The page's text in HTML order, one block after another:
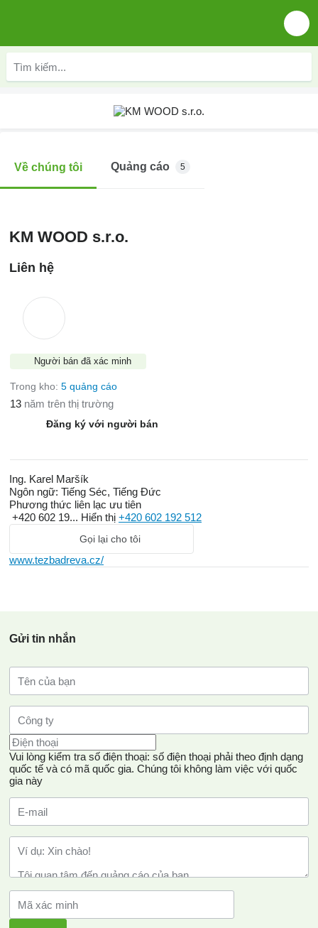
Về chúng tôi Quảng cáo 5
KM WOOD s.r.o.
Liên hệ
Người bán đã xác minh
Trong kho: 5 quảng cáo
13 năm trên thị trường
Đăng ký với người bán
Ing. Karel Maršík
Ngôn ngữ: Tiếng Séc, Tiếng Đức
Phương thức liên lạc ưu tiên
+420 602 19... Hiển thị +420 602 192 512
Gọi lại cho tôi
www.tezbadreva.cz/
Gửi tin nhắn
Vui lòng kiểm tra số điện thoại: số điện thoại phải theo định dạng
quốc tế và có mã quốc gia. Chúng tôi không làm việc với quốc
gia này